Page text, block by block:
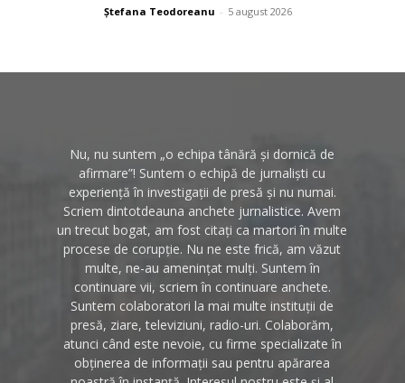
Ștefana Teodoreanu - 5 august 2026
Nu, nu suntem „o echipa tânără și dornică de
afirmare”! Suntem o echipă de jurnaliști cu
experiență în investigații de presă și nu numai.
Scriem dintotdeauna anchete jurnalistice. Avem
un trecut bogat, am fost citați ca martori în multe
procese de corupție. Nu ne este frică, am văzut
multe, ne-au amenințat mulți. Suntem în
continuare vii, scriem în continuare anchete.
Suntem colaboratori la mai multe instituții de
presă, ziare, televiziuni, radio-uri. Colaborăm,
atunci când este nevoie, cu firme specializate în
obținerea de informații sau pentru apărarea